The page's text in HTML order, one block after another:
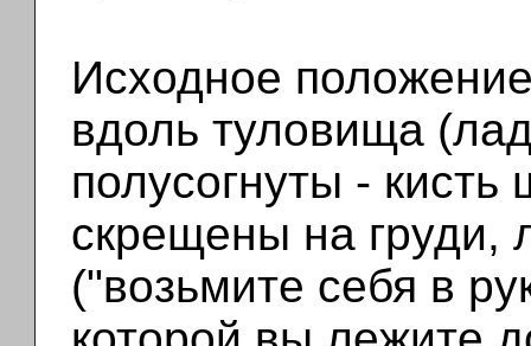
Исходное
вдоль туловища
полусогнуты -
скрещены на
("возьмите себя в